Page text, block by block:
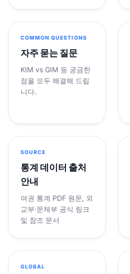
COMMON QUESTIONS
자주 묻는 질문
KIM vs GIM 등 궁금한
점을 모두 해결해 드립
니다.
SOURCE
통계 데이터 출처
안내
여권 통계 PDF 원문, 외
교부·문체부 공식 링크
및 참조 문서
GLOBAL